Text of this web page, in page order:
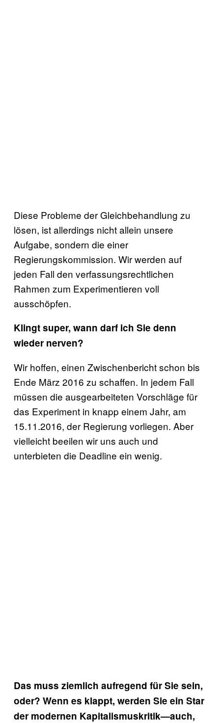
Diese Probleme der Gleichbehandlung zu
lösen, ist allerdings nicht allein unsere
Aufgabe, sondern die einer
Regierungskommission. Wir werden auf
jeden Fall den verfassungsrechtlichen
Rahmen zum Experimentieren voll
ausschöpfen.
Klingt super, wann darf ich Sie denn
wieder nerven?
Wir hoffen, einen Zwischenbericht schon bis
Ende März 2016 zu schaffen. In jedem Fall
müssen die ausgearbeiteten Vorschläge für
das Experiment in knapp einem Jahr, am
15.11.2016, der Regierung vorliegen. Aber
vielleicht beeilen wir uns auch und
unterbieten die Deadline ein wenig.
Das muss ziemlich aufregend für Sie sein,
oder? Wenn es klappt, werden Sie ein Star
der modernen Kapitalismuskritik—auch,